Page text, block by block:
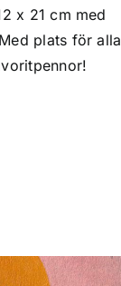
x 21 cm med
plats för alla